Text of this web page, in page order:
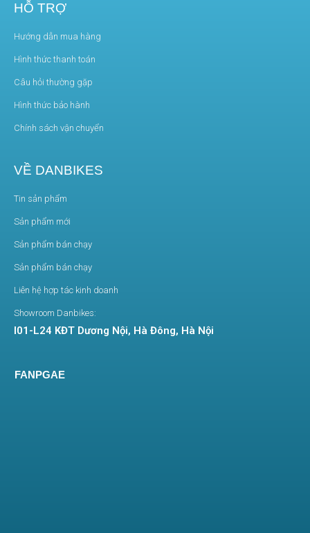
HỖ TRỢ
Hướng dẫn mua hàng
Hình thức thanh toán
Câu hỏi thường gặp
Hình thức bảo hành
Chính sách vận chuyển
VỀ DANBIKES
Tin sản phẩm
Sản phẩm mới
Sản phẩm bán chạy
Sản phẩm bán chạy
Liên hệ hợp tác kinh doanh
Showroom Danbikes:
I01-L24 KĐT Dương Nội, Hà Đông, Hà Nội
FANPGAE